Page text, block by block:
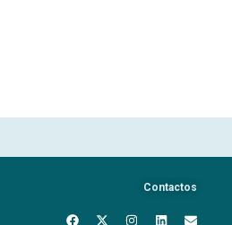
Contactos